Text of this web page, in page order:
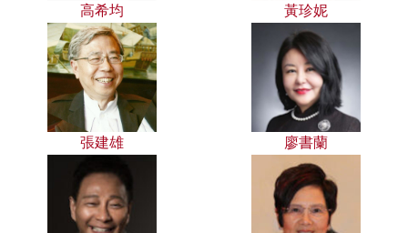
高希均 黃珍妮
張建雄 廖書蘭